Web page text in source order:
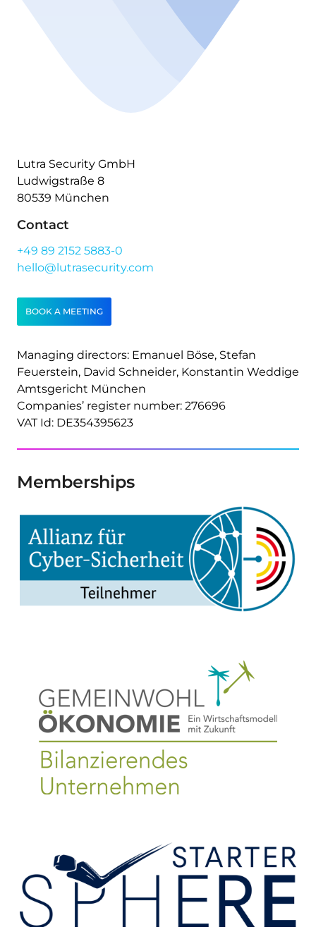
Lutra Security GmbH
Ludwigstraße 8
80539 München
Contact
+49 89 2152 5883-0
hello@lutrasecurity.com
BOOK A MEETING
Managing directors: Emanuel Böse, Stefan
Feuerstein, David Schneider, Konstantin Weddige
Amtsgericht München
Companies’ register number: 276696
VAT Id: DE354395623
Memberships